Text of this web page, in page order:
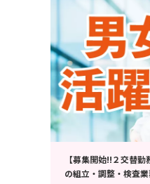
【募集開始!!２交替
の組立・調整・検査